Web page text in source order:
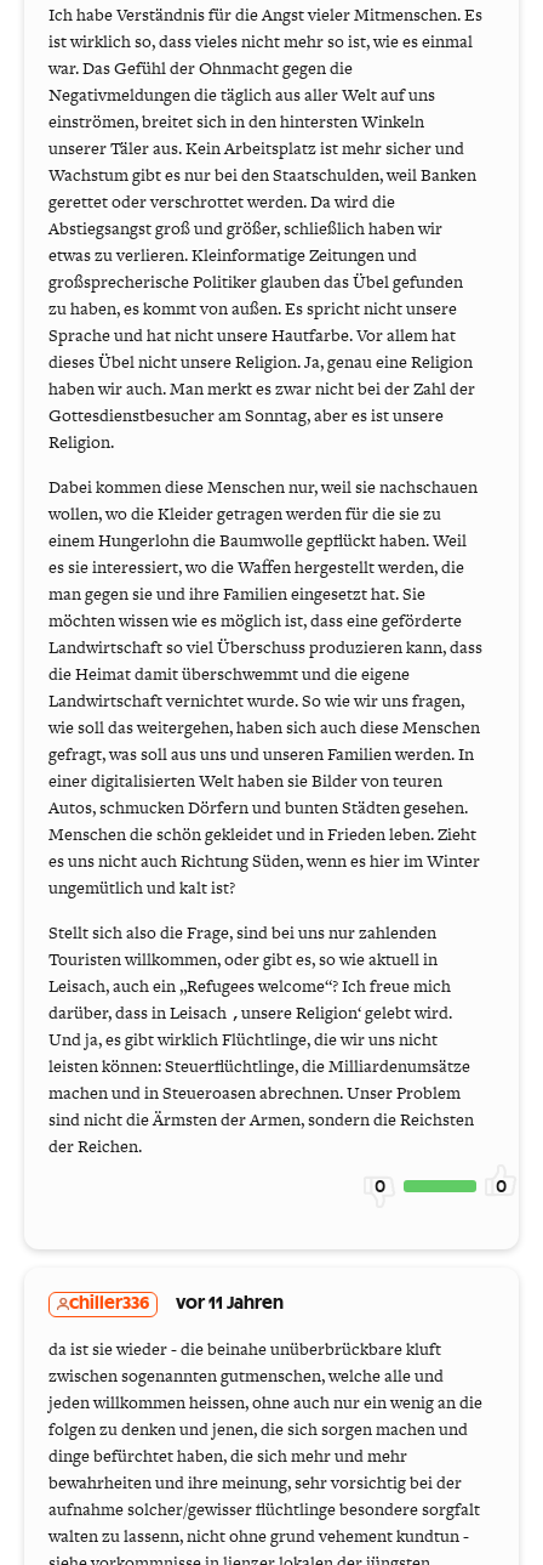
Ich habe Verständnis für die Angst vieler Mitmenschen. Es
ist wirklich so, dass vieles nicht mehr so ist, wie es einmal
war. Das Gefühl der Ohnmacht gegen die
Negativmeldungen die täglich aus aller Welt auf uns
einströmen, breitet sich in den hintersten Winkeln
unserer Täler aus. Kein Arbeitsplatz ist mehr sicher und
Wachstum gibt es nur bei den Staatschulden, weil Banken
gerettet oder verschrottet werden. Da wird die
Abstiegsangst groß und größer, schließlich haben wir
etwas zu verlieren. Kleinformatige Zeitungen und
großsprecherische Politiker glauben das Übel gefunden
zu haben, es kommt von außen. Es spricht nicht unsere
Sprache und hat nicht unsere Hautfarbe. Vor allem hat
dieses Übel nicht unsere Religion. Ja, genau eine Religion
haben wir auch. Man merkt es zwar nicht bei der Zahl der
Gottesdienstbesucher am Sonntag, aber es ist unsere
Religion.
Dabei kommen diese Menschen nur, weil sie nachschauen
wollen, wo die Kleider getragen werden für die sie zu
einem Hungerlohn die Baumwolle gepflückt haben. Weil
es sie interessiert, wo die Waffen hergestellt werden, die
man gegen sie und ihre Familien eingesetzt hat. Sie
möchten wissen wie es möglich ist, dass eine geförderte
Landwirtschaft so viel Überschuss produzieren kann, dass
die Heimat damit überschwemmt und die eigene
Landwirtschaft vernichtet wurde. So wie wir uns fragen,
wie soll das weitergehen, haben sich auch diese Menschen
gefragt, was soll aus uns und unseren Familien werden. In
einer digitalisierten Welt haben sie Bilder von teuren
Autos, schmucken Dörfern und bunten Städten gesehen.
Menschen die schön gekleidet und in Frieden leben. Zieht
es uns nicht auch Richtung Süden, wenn es hier im Winter
ungemütlich und kalt ist?
Stellt sich also die Frage, sind bei uns nur zahlenden
Touristen willkommen, oder gibt es, so wie aktuell in
Leisach, auch ein „Refugees welcome“? Ich freue mich
darüber, dass in Leisach ‚unsere Religion‘ gelebt wird.
Und ja, es gibt wirklich Flüchtlinge, die wir uns nicht
leisten können: Steuerflüchtlinge, die Milliardenumsätze
machen und in Steueroasen abrechnen. Unser Problem
sind nicht die Ärmsten der Armen, sondern die Reichsten
der Reichen.
0 0
chiller336 vor 11 Jahren
da ist sie wieder - die beinahe unüberbrückbare kluft
zwischen sogenannten gutmenschen, welche alle und
jeden willkommen heissen, ohne auch nur ein wenig an die
folgen zu denken und jenen, die sich sorgen machen und
dinge befürchtet haben, die sich mehr und mehr
bewahrheiten und ihre meinung, sehr vorsichtig bei der
aufnahme solcher/gewisser flüchtlinge besondere sorgfalt
walten zu lassenn, nicht ohne grund vehement kundtun -